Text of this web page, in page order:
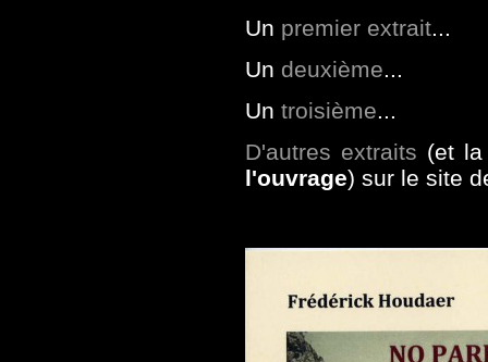
Un premier extrait...
Un deuxième...
Un troisième...
D'autres extraits (et
l'ouvrage) sur le site